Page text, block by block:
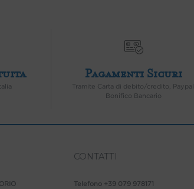
Pagamenti Sicuri
Tramite Carta di debito/credito, Paypal,
Bonifico Bancario
CONTATTI
Telefono +39 079 978171